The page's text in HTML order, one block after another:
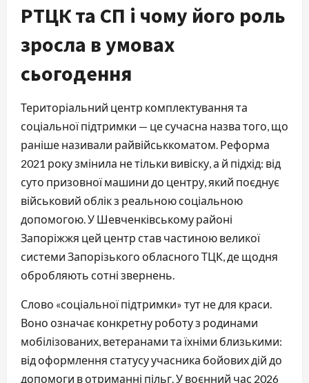
РТЦК та СП і чому його роль
зросла в умовах
сьогодення
Територіальний центр комплектування та
соціальної підтримки — це сучасна назва того, що
раніше називали райвійськкоматом. Реформа
2021 року змінила не тільки вивіску, а й підхід: від
суто призовної машини до центру, який поєднує
військовий облік з реальною соціальною
допомогою. У Шевченківському районі
Запоріжжя цей центр став частиною великої
системи Запорізького обласного ТЦК, де щодня
обробляють сотні звернень.
Слово «соціальної підтримки» тут не для краси.
Воно означає конкретну роботу з родинами
мобілізованих, ветеранами та їхніми близькими:
від оформлення статусу учасника бойових дій до
допомоги в отриманні пільг. У воєнний час 2026